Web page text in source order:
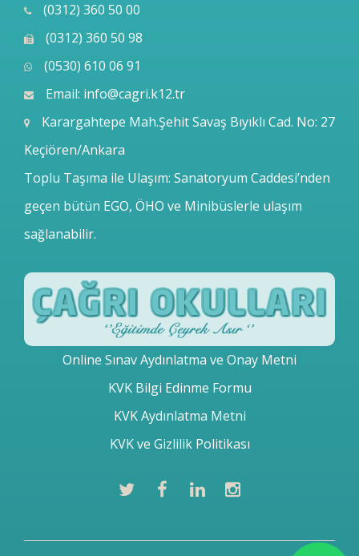
(0312) 360 50 00
(0312) 360 50 98
(0530) 610 06 91
Email: info@cagri.k12.tr
Karargahtepe Mah.Şehit Savaş Bıyıklı Cad. No: 27
Keçiören/Ankara
Toplu Taşıma ile Ulaşım: Sanatoryum Caddesi’nden
geçen bütün EGO, ÖHO ve Minibüslerle ulaşım
sağlanabilir.
Online Sınav Aydınlatma ve Onay Metni
KVK Bilgi Edinme Formu
KVK Aydınlatma Metni
KVK ve Gizlilik Politikası